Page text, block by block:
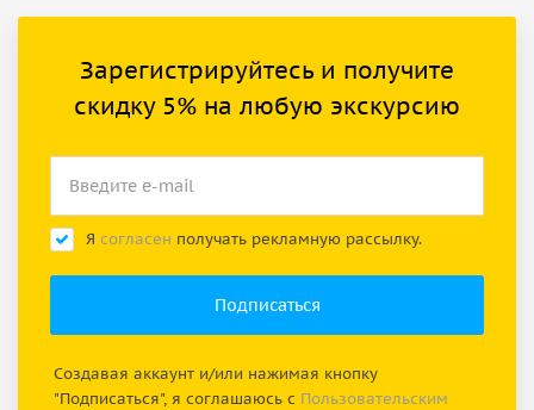
Зарегистрируйтесь и получите
скидку 5% на любую экскурсию
Я согласен получать рекламную рассылку.
Создавая аккаунт и/или нажимая кнопку
"Подписаться", я соглашаюсь с Пользовательским